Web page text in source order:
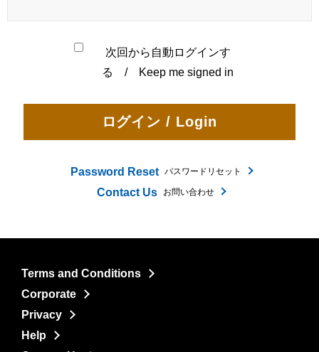
次回から自動ログインす
る / Keep me signed in
Password Reset パスワードリセット
Contact Us お問い合わせ
Terms and Conditions
Corporate
Privacy
Help